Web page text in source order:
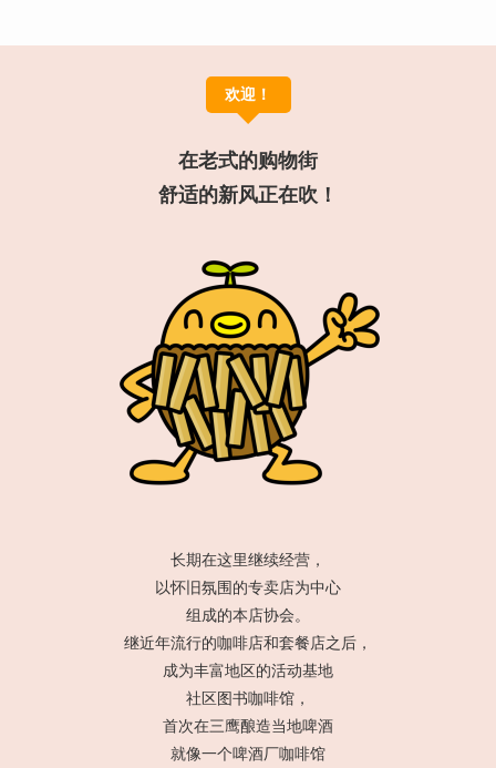
欢迎！
在老式的购物街
舒适的新风正在吹！
长期在这里继续经营，
以怀旧氛围的专卖店为中心
组成的本店协会。
继近年流行的咖啡店和套餐店之后，
成为丰富地区的活动基地
社区图书咖啡馆，
首次在三鹰酿造当地啤酒
就像一个啤酒厂咖啡馆